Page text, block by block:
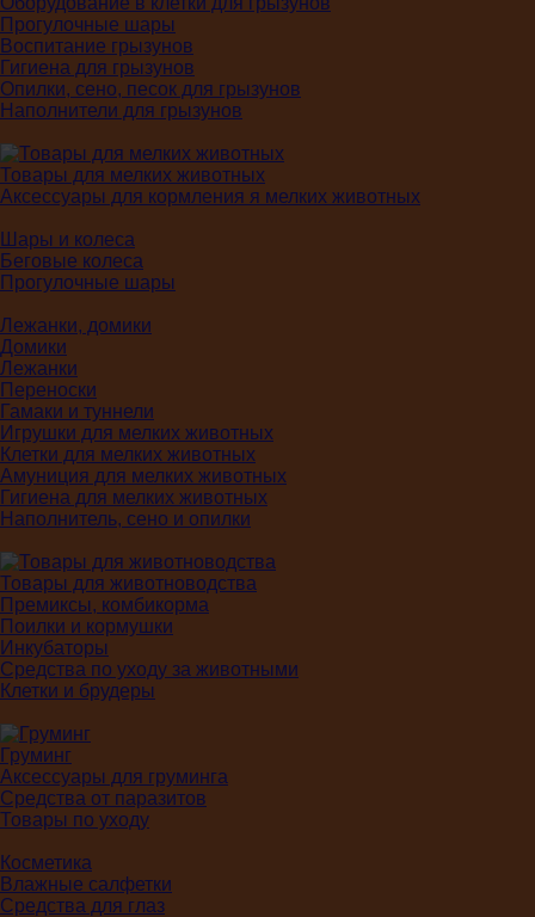
Прогулочные шары
Воспитание грызунов
Гигиена для грызунов
Опилки, сено, песок для грызунов
Наполнители для грызунов
Товары для мелких животных
Аксессуары для кормления я мелких животных
Шары и колеса
Беговые колеса
Прогулочные шары
Лежанки, домики
Домики
Лежанки
Переноски
Гамаки и туннели
Игрушки для мелких животных
Клетки для мелких животных
Амуниция для мелких животных
Гигиена для мелких животных
Наполнитель, сено и опилки
Товары для животноводства
Премиксы, комбикорма
Поилки и кормушки
Инкубаторы
Средства по уходу за животными
Клетки и брудеры
Груминг
Аксессуары для груминга
Средства от паразитов
Товары по уходу
Косметика
Влажные салфетки
Средства для глаз